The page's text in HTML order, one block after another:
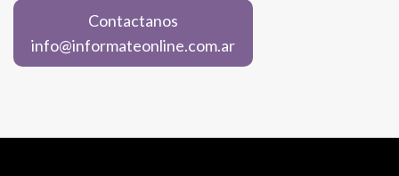
Contactanos
info@informateonline.com.ar